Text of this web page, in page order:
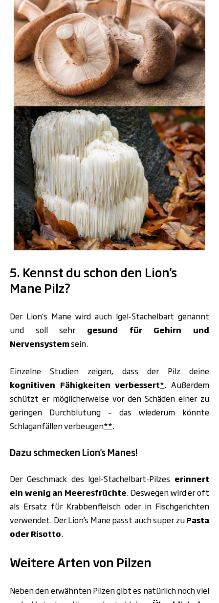
5. Kennst du schon den Lion's
Mane Pilz?
Der Lion‘s Mane wird auch Igel-Stachelbart genannt
und soll sehr gesund für Gehirn und
Nervensystemsein.
Einzelne Studien zeigen, dass der Pilz deine
kognitiven Fähigkeiten verbessert*. Außerdem
schützt er möglicherweise vor den Schäden einer zu
geringen Durchblutung – das wiederum könnte
Schlaganfällen verbeugen**.
Dazu schmecken Lion's Manes!
Der Geschmack des Igel-Stachelbart-Pilzes erinnert
ein wenig an Meeresfrüchte. Deswegen wird er oft
als Ersatz für Krabbenfleisch oder in Fischgerichten
verwendet. Der Lion’s Mane passt auch super zuPasta
oder Risotto.
Weitere Arten von Pilzen
Neben den erwähnten Pilzen gibt es natürlich noch viel